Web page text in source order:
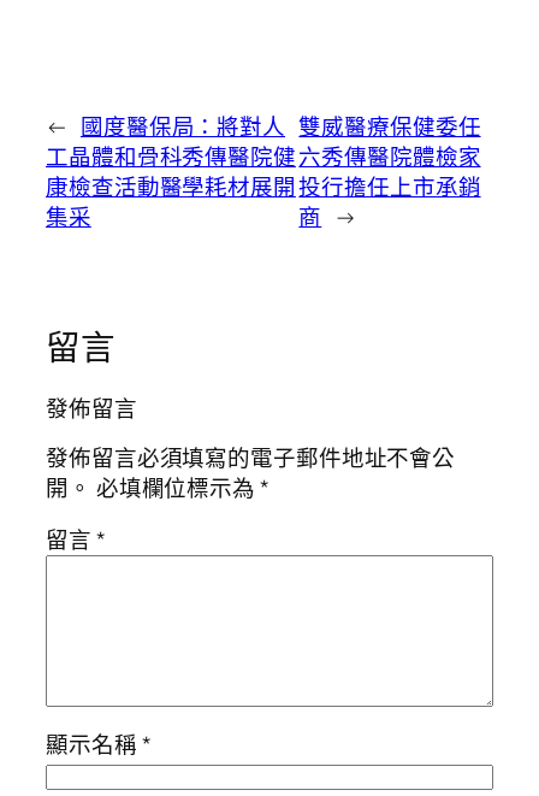
← 國度醫保局：將對人
工晶體和骨科秀傳醫院健
康檢查活動醫學耗材展開
集采
雙威醫療保健委任
六秀傳醫院體檢家
投行擔任上市承銷
商 →
留言
發佈留言
發佈留言必須填寫的電子郵件地址不會公
開。 必填欄位標示為*
留言*
顯示名稱*